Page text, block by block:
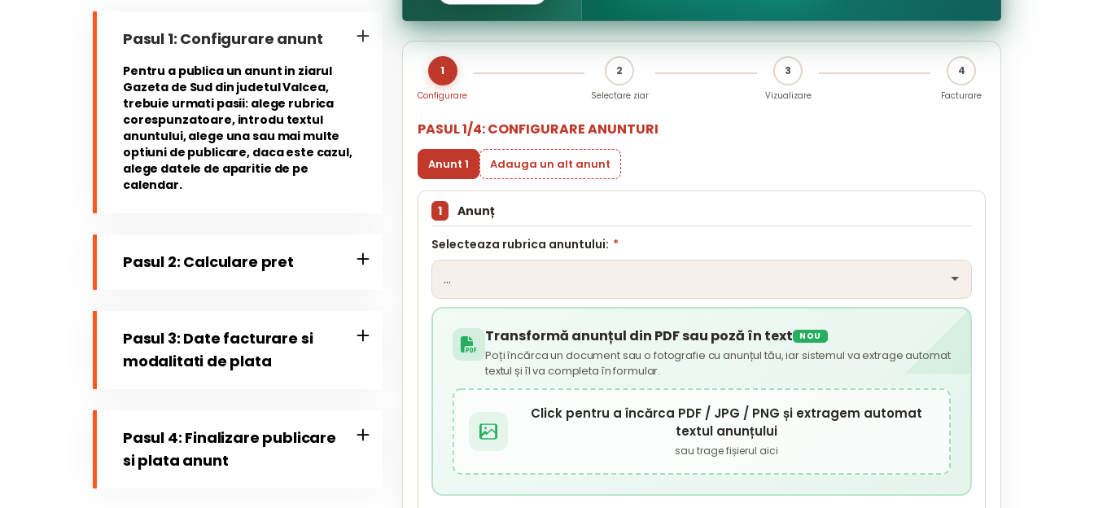
Pasul 1: Configurare anunt
Pentru a publica un anunt in ziarul
Gazeta de Sud din judetul Valcea,
trebuie urmati pasii: alege rubrica
corespunzatoare, introdu textul
anuntului, alege una sau mai multe
optiuni de publicare, daca este cazul,
alege datele de aparitie de pe
calendar.
Pasul 2: Calculare pret
Pasul 3: Date facturare si
modalitati de plata
Pasul 4: Finalizare publicare
si plata anunt
1
Configurare
2
Selectare ziar
3
Vizualizare
4
Facturare
PASUL 1/4: CONFIGURARE ANUNTURI
Anunt 1 Adauga un alt anunt
1 Anunț
Selecteaza rubrica anuntului: *
Transformă anunțul din PDF sau poză în text NOU
Poți încărca un document sau o fotografie cu anunțul tău, iar sistemul va extrage automat
textul și îl va completa în formular.
Click pentru a încărca PDF / JPG / PNG și extragem automat
textul anunțului
sau trage fișierul aici